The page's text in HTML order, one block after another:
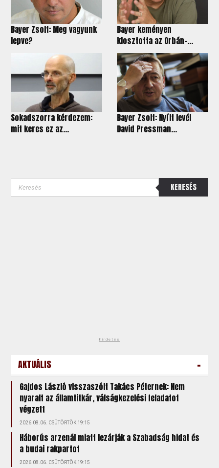
Bayer Zsolt: Meg vagyunk
lepve?
Bayer keményen
kiosztotta az Orbán-...
Sokadszorra kérdezem:
mit keres ez az...
Bayer Zsolt: Nyílt levél
David Pressman...
KERESÉS
hirdetés
AKTUÁLIS -
Gajdos László visszaszólt Takács Péternek: Nem
nyaralt az államtitkár, válságkezelési feladatot
végzett
2026.08.06. CSÜTÖRTÖK 19:15
Háborús arzenál miatt lezárják a Szabadság hidat és
a budai rakpartot
2026.08.06. CSÜTÖRTÖK 19:15